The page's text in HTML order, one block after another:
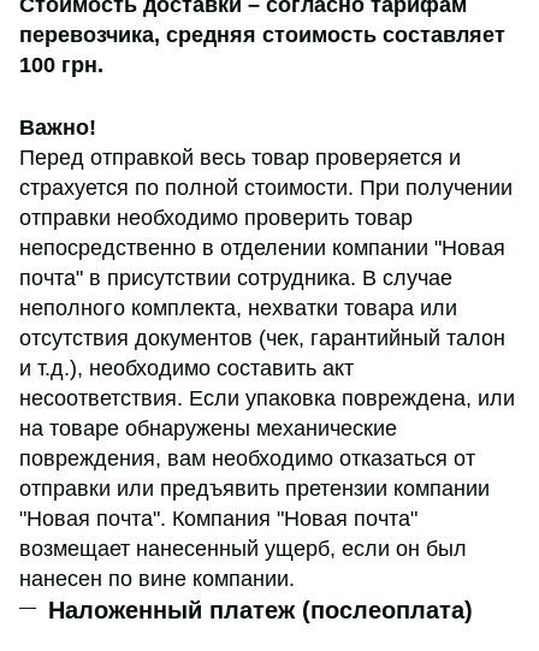
Стоимость доставки – согласно тарифам
перевозчика, средняя стоимость составляет
100 грн.
Важно!
Перед отправкой весь товар проверяется и
страхуется по полной стоимости. При получении
отправки необходимо проверить товар
непосредственно в отделении компании "Новая
почта" в присутствии сотрудника. В случае
неполного комплекта, нехватки товара или
отсутствия документов (чек, гарантийный талон
и т.д.), необходимо составить акт
несоответствия. Если упаковка повреждена, или
на товаре обнаружены механические
повреждения, вам необходимо отказаться от
отправки или предъявить претензии компании
"Новая почта". Компания "Новая почта"
возмещает нанесенный ущерб, если он был
нанесен по вине компании.
Наложенный платеж (послеоплата)